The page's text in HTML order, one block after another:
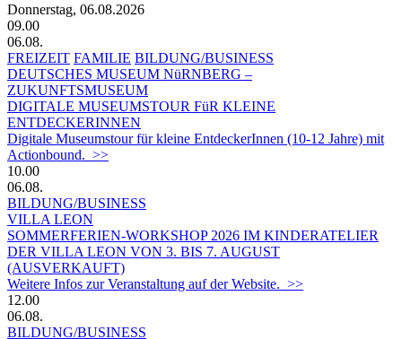
Donnerstag, 06.08.2026
09.00
06.08.
FREIZEIT FAMILIE BILDUNG/BUSINESS
DEUTSCHES MUSEUM NüRNBERG –
ZUKUNFTSMUSEUM
DIGITALE MUSEUMSTOUR FüR KLEINE
ENTDECKERINNEN
Digitale Museumstour für kleine EntdeckerInnen (10-12 Jahre) mit
Actionbound. >>
10.00
06.08.
BILDUNG/BUSINESS
VILLA LEON
SOMMERFERIEN-WORKSHOP 2026 IM KINDERATELIER
DER VILLA LEON VON 3. BIS 7. AUGUST
(AUSVERKAUFT)
Weitere Infos zur Veranstaltung auf der Website. >>
12.00
06.08.
BILDUNG/BUSINESS